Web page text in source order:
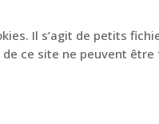
Il s’agit de petits
ce site ne peuvent